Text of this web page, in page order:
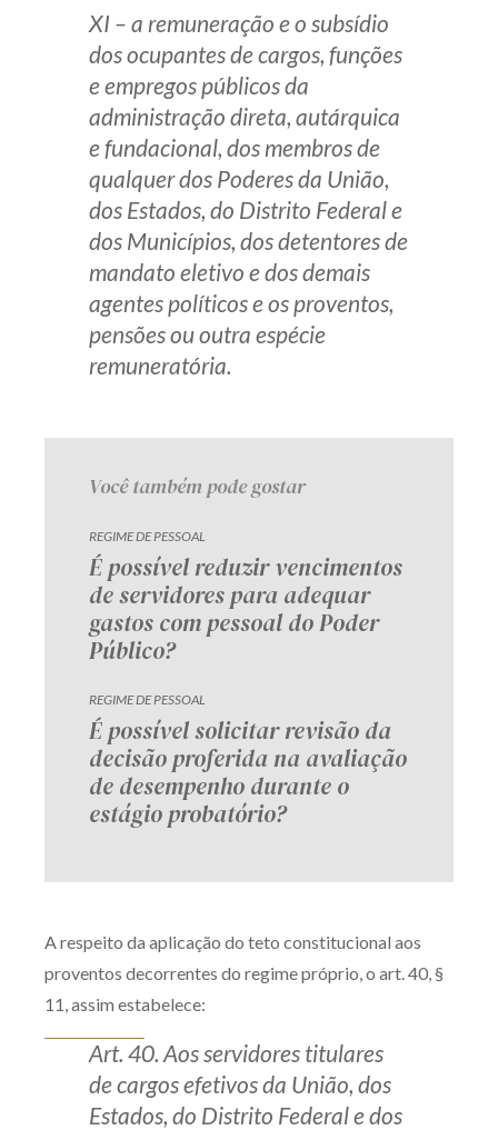
Receba por RSS
Av. Sete de Setembro, 4698
Batel
Curitiba/ PR CEP80240-000
Telefone (41) 2109-8666
Whatsapp (41) 98881-6616
XI – a remuneração e o subsídio
dos ocupantes de cargos, funções
e empregos públicos da
administração direta, autárquica
e fundacional, dos membros de
qualquer dos Poderes da União,
dos Estados, do Distrito Federal e
dos Municípios, dos detentores de
mandato eletivo e dos demais
agentes políticos e os proventos,
pensões ou outra espécie
remuneratória.
Você também pode gostar
REGIME DE PESSOAL
É possível reduzir vencimentos
de servidores para adequar
gastos com pessoal do Poder
Público?
REGIME DE PESSOAL
É possível solicitar revisão da
decisão proferida na avaliação
de desempenho durante o
estágio probatório?
A respeito da aplicação do teto constitucional aos
proventos decorrentes do regime próprio, o art. 40, §
11, assim estabelece:
Art. 40. Aos servidores titulares
de cargos efetivos da União, dos
Estados, do Distrito Federal e dos